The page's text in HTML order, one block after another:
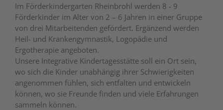
Im Förderkindergarten Rheinbrohl werden 8 - 9
Förderkinder im Alter von 2 – 6 Jahren in einer Gruppe
von drei Mitarbeitenden gefördert. Ergänzend werden
Heil- und Krankengymnastik, Logopädie und
Ergotherapie angeboten.
Unsere Integrative Kindertagesstätte soll ein Ort sein,
wo sich die Kinder unabhängig ihrer Schwierigkeiten
angenommen fühlen, sich entfalten und entwickeln
können, wo sie Freunde finden und viele Erfahrungen
sammeln können.